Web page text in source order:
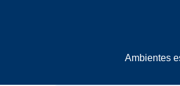
Ambientes